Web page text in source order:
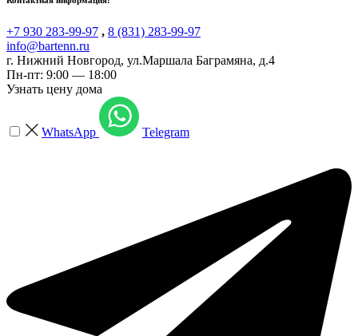
+7 930 283-99-97 , 8 (831) 283-99-97
info@bartenn.ru
г. Нижний Новгород, ул.Маршала Баграмяна, д.4
Пн-пт: 9:00 — 18:00
Узнать цену дома
WhatsApp Telegram